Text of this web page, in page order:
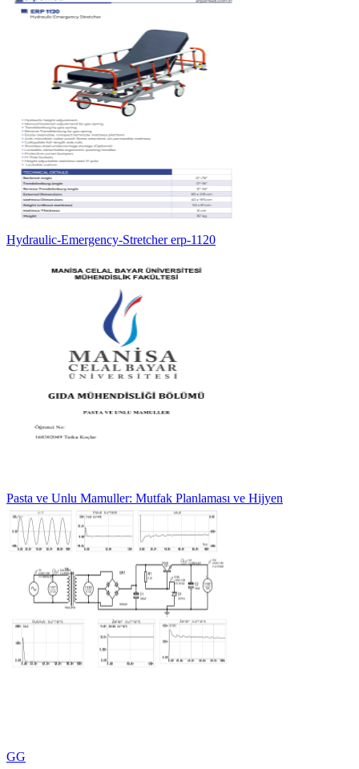
Hydraulic-Emergency-Stretcher erp-1120
Pasta ve Unlu Mamuller: Mutfak Planlaması ve Hijyen
GG